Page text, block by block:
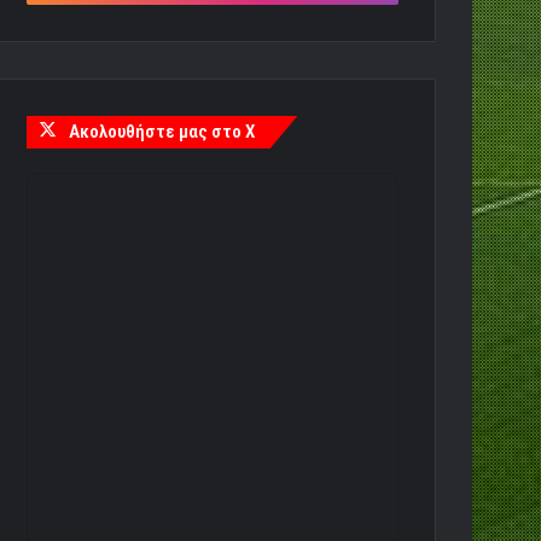
Ακολουθήστε μας στο X